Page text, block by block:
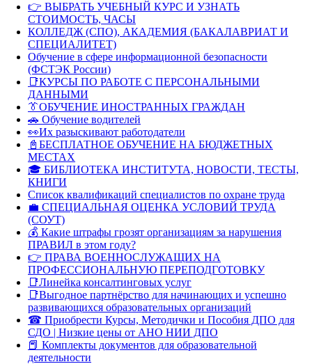
👉 ВЫБРАТЬ УЧЕБНЫЙ КУРС И УЗНАТЬ
СТОИМОСТЬ, ЧАСЫ
КОЛЛЕДЖ (СПО), АКАДЕМИЯ (БАКАЛАВРИАТ И
СПЕЦИАЛИТЕТ)
Обучение в сфере информационной безопасности
(ФСТЭК России)
📑КУРСЫ ПО РАБОТЕ С ПЕРСОНАЛЬНЫМИ
ДАННЫМИ
👔ОБУЧЕНИЕ ИНОСТРАННЫХ ГРАЖДАН
🚗 Обучение водителей
👀Их разыскивают работодатели
📓БЕСПЛАТНОЕ ОБУЧЕНИЕ НА БЮДЖЕТНЫХ
МЕСТАХ
🎓 БИБЛИОТЕКА ИНСТИТУТА, НОВОСТИ, ТЕСТЫ,
КНИГИ
Список квалификаций специалистов по охране труда
💼 СПЕЦИАЛЬНАЯ ОЦЕНКА УСЛОВИЙ ТРУДА
(СОУТ)
💰 Какие штрафы грозят организациям за нарушения
ПРАВИЛ в этом году?
👉 ПРАВА ВОЕННОСЛУЖАЩИХ НА
ПРОФЕССИОНАЛЬНУЮ ПЕРЕПОДГОТОВКУ
📑Линейка консалтинговых услуг
📑Выгодное партнёрство для начинающих и успешно
развивающихся образовательных организаций
☎ Приобрести Курсы, Методички и Пособия ДПО для
СДО | Низкие цены от АНО НИИ ДПО
📕 Комплекты документов для образовательной
деятельности